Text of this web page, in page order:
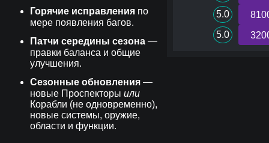
Горячие исправления по
мере появления багов.
Патчи середины сезона —
правки баланса и общие
улучшения.
Сезонные обновления —
новые Проспекторы или
Корабли (не одновременно),
новые системы, оружие,
области и функции.
5.0
5.0